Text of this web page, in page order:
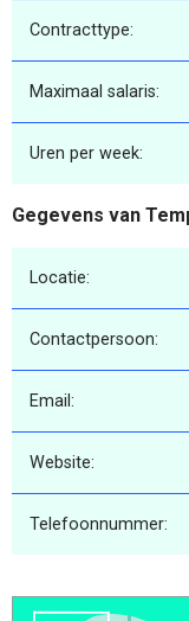
Contracttype:
Maximaal salaris:
Uren per week:
Gegevens van
Locatie:
Contactpersoon:
Email:
Website:
Telefoonnummer: